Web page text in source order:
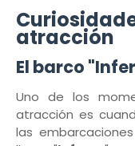
atracción
El barco
Uno de los
atracción es
las